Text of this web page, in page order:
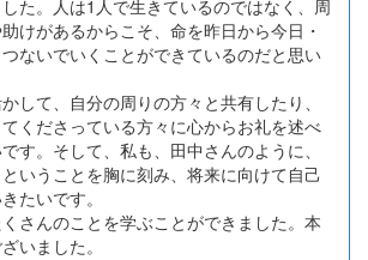
た。人は1人で生きているのではなく、周
けがあるからこそ、命を昨日から今日・
ないでいくことができているのだと思い
して、自分の周りの方々と共有したり、
くださっている方々に心からお礼を述べ
す。そして、私も、田中さんのように、
ということを胸に刻み、将来に向けて自己
たいです。
さんのことを学ぶことができました。本
いました。